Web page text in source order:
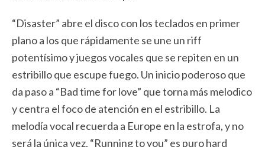
“Disaster” abre el disco con los teclados en primer
plano a los que rápidamente se une un riff
potentísimo y juegos vocales que se repiten en un
estribillo que escupe fuego. Un inicio poderoso que
da paso a “Bad time for love” que torna más melodico
y centra el foco de atención en el estribillo. La
melodía vocal recuerda a Europe en la estrofa, y no
será la única vez. “Running to you” es puro hard